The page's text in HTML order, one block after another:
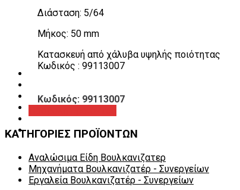
Εργαλεία Χειρός
Εργαλεία φρένων
Εργαλεία χειρός συνεργείου
Διάφορα Είδη Φανοποιείου
Αναλώσιμα Είδη Συνεργείου
ΚΑΤΑΛΟΓΟΣ
VIDEO & ΝΕΑ
ΕΠΙΚΟΙΝΩΝΙΑ
B2B
ΕΝ
Διάσταση: 5/64
Μήκος: 50 mm
Κατασκευή από χάλυβα υψηλής ποιότητας
Κωδικός : 99113007
Κωδικός: 99113007
ΚΑΤΗΓΟΡΙΕΣ ΠΡΟΪΟΝΤΩΝ
Αναλώσιμα Είδη Βουλκανιζατερ
Μηχανήματα Βουλκανιζατέρ - Συνεργείων
Εργαλεία Βουλκανιζατέρ - Συνεργείων